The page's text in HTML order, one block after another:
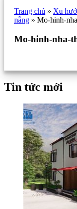
Trang chủ » Xu
nẵng » Mo-hinh-
Mo-hinh-nha-
Tin tức mới